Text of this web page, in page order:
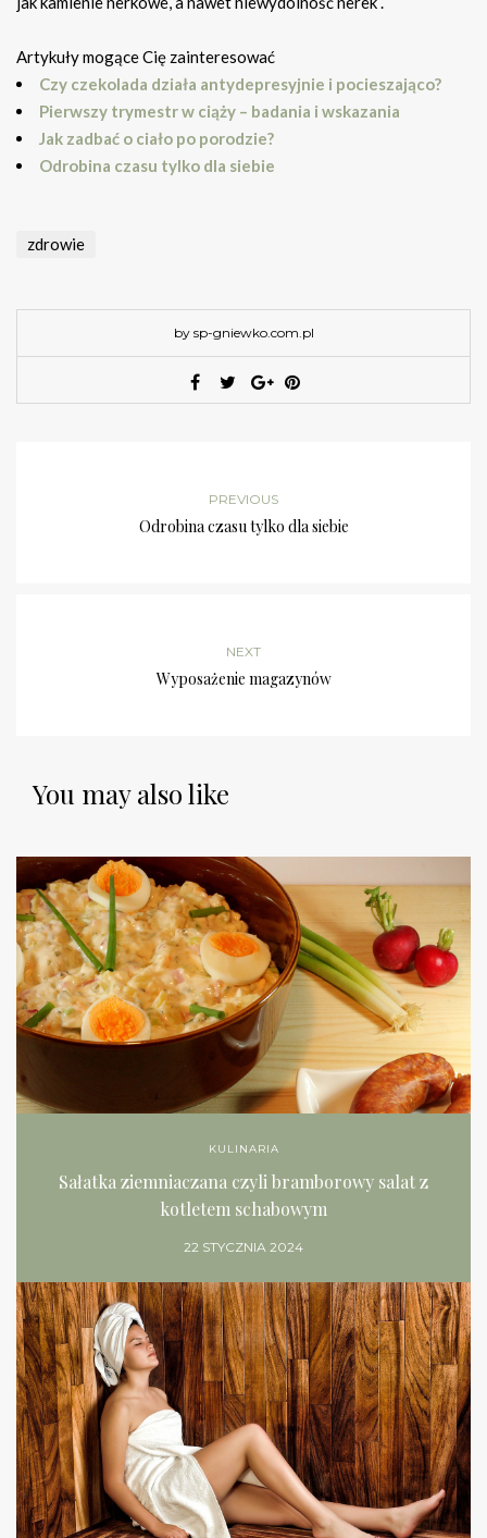
Artykuły mogące Cię zainteresować
Czy czekolada działa antydepresyjnie i pocieszająco?
Pierwszy trymestr w ciąży – badania i wskazania
Jak zadbać o ciało po porodzie?
Odrobina czasu tylko dla siebie
zdrowie
by sp-gniewko.com.pl
PREVIOUS
Odrobina czasu tylko dla siebie
NEXT
Wyposażenie magazynów
You may also like
KULINARIA
Sałatka ziemniaczana czyli bramborowy salat z
kotletem schabowym
22 STYCZNIA 2024